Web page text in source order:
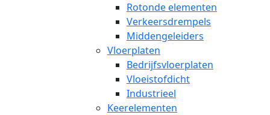
Rotonde elementen
Verkeersdrempels
Middengeleiders
Vloerplaten
Bedrijfsvloerplaten
Vloeistofdicht
Industrieel
Keerelementen